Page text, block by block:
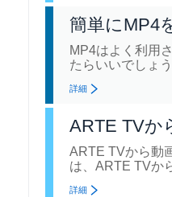
簡単にMP4
MP4はよく利用
たらいいでしょ
詳細
ARTE TVか
ARTE TVから動
は、ARTE TVか
詳細